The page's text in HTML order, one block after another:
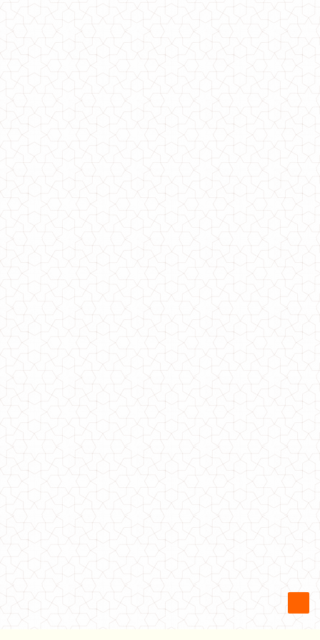
Жіноче коротке плаття літнє вільного крою
970.00грн.
Літнє жіноче плаття в великий горох з поясом
500.00грн.
Жіноче літнє плаття в полоску з відкритими плечима
600.00грн.
Жіноче літнє полосате плаття із топом
540.00грн.